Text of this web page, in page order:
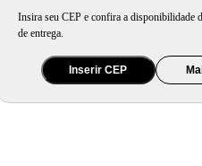
Insira seu CEP e confira a disponibilidade
de entrega.
Inserir CEP